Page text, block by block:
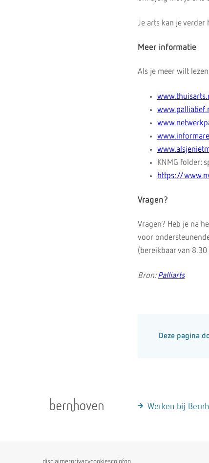
Je arts kan je verder
Meer informatie
Als je meer wilt
KNMG folder:
https://
Vragen?
Vragen? Heb je na
voor
(bereikbaar van
Bron:Palliarts
Deze pagina
Werken bij
disclaimerprivacycookiescolofon